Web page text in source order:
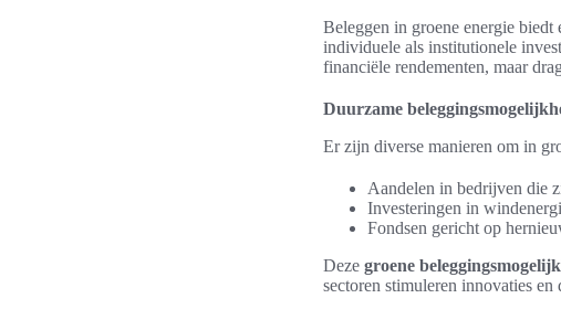
Beleggen in groene energie
individuele als institutionele
financiële rendementen, maar
Duurzame
Er zijn diverse manieren om in
Aandelen in bedrijven die
Investeringen in
Fondsen gericht op
Deze groene
sectoren stimuleren innovaties